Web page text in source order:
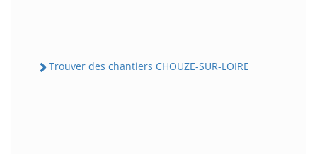
Trouver des chantiers CHOUZE-SUR-LOIRE